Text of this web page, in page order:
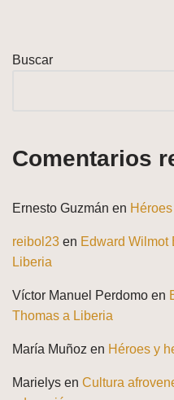
Buscar
Comentarios
Ernesto Guzmán en
reibol23 en Edward Wilmot
Liberia
Víctor Manuel Perdomo en
Thomas a Liberia
María Muñoz en Héroes y
Marielys en Cultura